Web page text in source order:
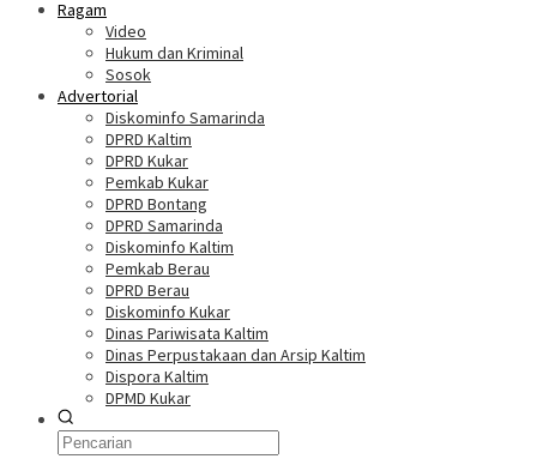
Ragam
Video
Hukum dan Kriminal
Sosok
Advertorial
Diskominfo Samarinda
DPRD Kaltim
DPRD Kukar
Pemkab Kukar
DPRD Bontang
DPRD Samarinda
Diskominfo Kaltim
Pemkab Berau
DPRD Berau
Diskominfo Kukar
Dinas Pariwisata Kaltim
Dinas Perpustakaan dan Arsip Kaltim
Dispora Kaltim
DPMD Kukar